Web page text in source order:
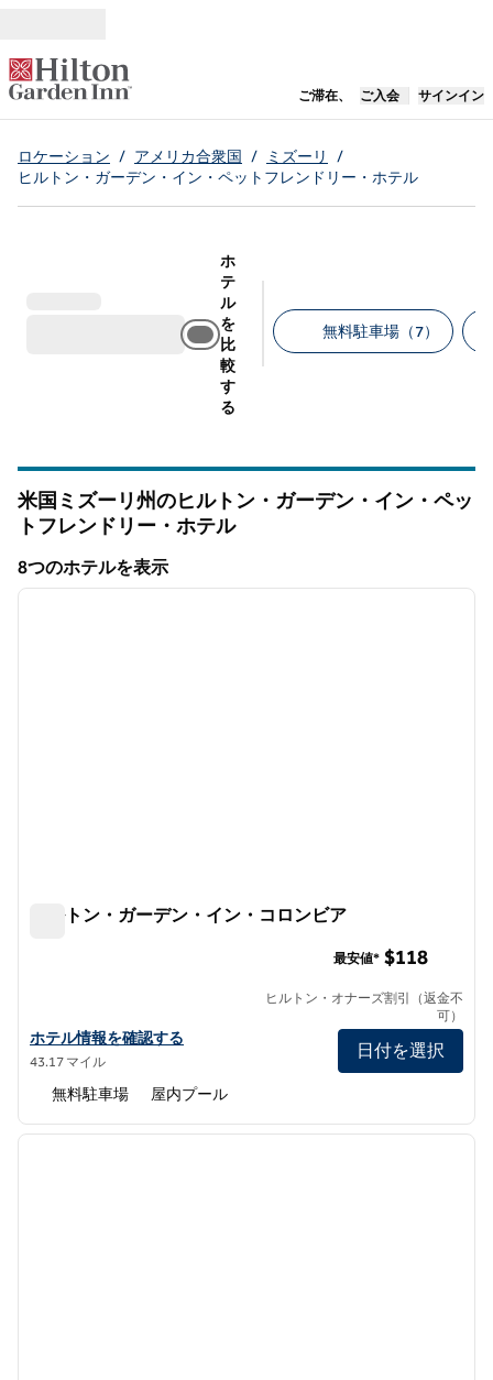
ご滞在、 新しいタブで開
ご入会 サインイン
ロケーション / アメリカ合衆国 / ミズーリ
/
ヒルトン・ガーデン・イン・ペットフレンドリー・ホテル
ホ
テ
ル
を
比
較
す
る
無料駐車場（7）
米国ミズーリ州のヒルトン・ガーデン・イン・ペッ
トフレンドリー・ホテル
8つのホテルを表示
8つのホテルを表示
1/12
次の
ヒルトン・ガーデン・イン・コロンビア
ヒルトン・ガーデン・イン・コロンビアの詳細を見る
ホテル情報を確認する
43.17 マイル
最安値* $118
ヒルトン・オナーズ割引（返金不
可）
日付を選択
無料駐車場 屋内プール
1/12
次の